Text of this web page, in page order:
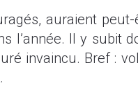
auraient
l’année. Il y
invaincu. Bref :
.